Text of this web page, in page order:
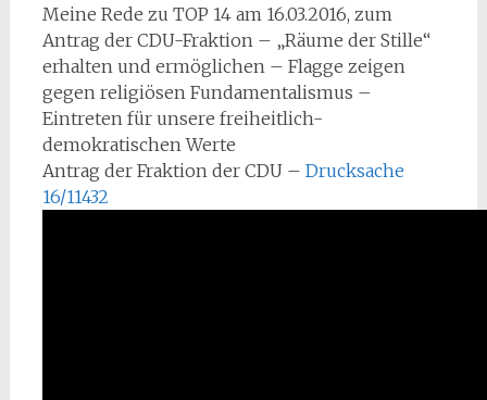
Meine Rede zu TOP 14 am 16.03.2016, zum
Antrag der CDU-Fraktion – „Räume der Stille“
erhalten und ermöglichen – Flagge zeigen
gegen religiösen Fundamentalismus –
Eintreten für unsere freiheitlich-
demokratischen Werte
Antrag der Fraktion der CDU – Drucksache
16/11432